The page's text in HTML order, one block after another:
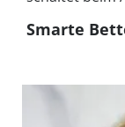
Smarte